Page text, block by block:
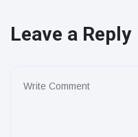
Leave a Reply